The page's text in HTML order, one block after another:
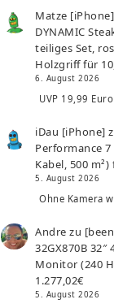
Matze [iPhone]
DYNAMIC
teiliges Set,
Holzgriff für
6. August 2026
UVP 19,99
iDau [iPhone]
Performance
Kabel, 500
5. August 2026
Ohne Kamera
Andre zu
32GX870B 32″
Monitor (240
1.277,02€
5. August 2026